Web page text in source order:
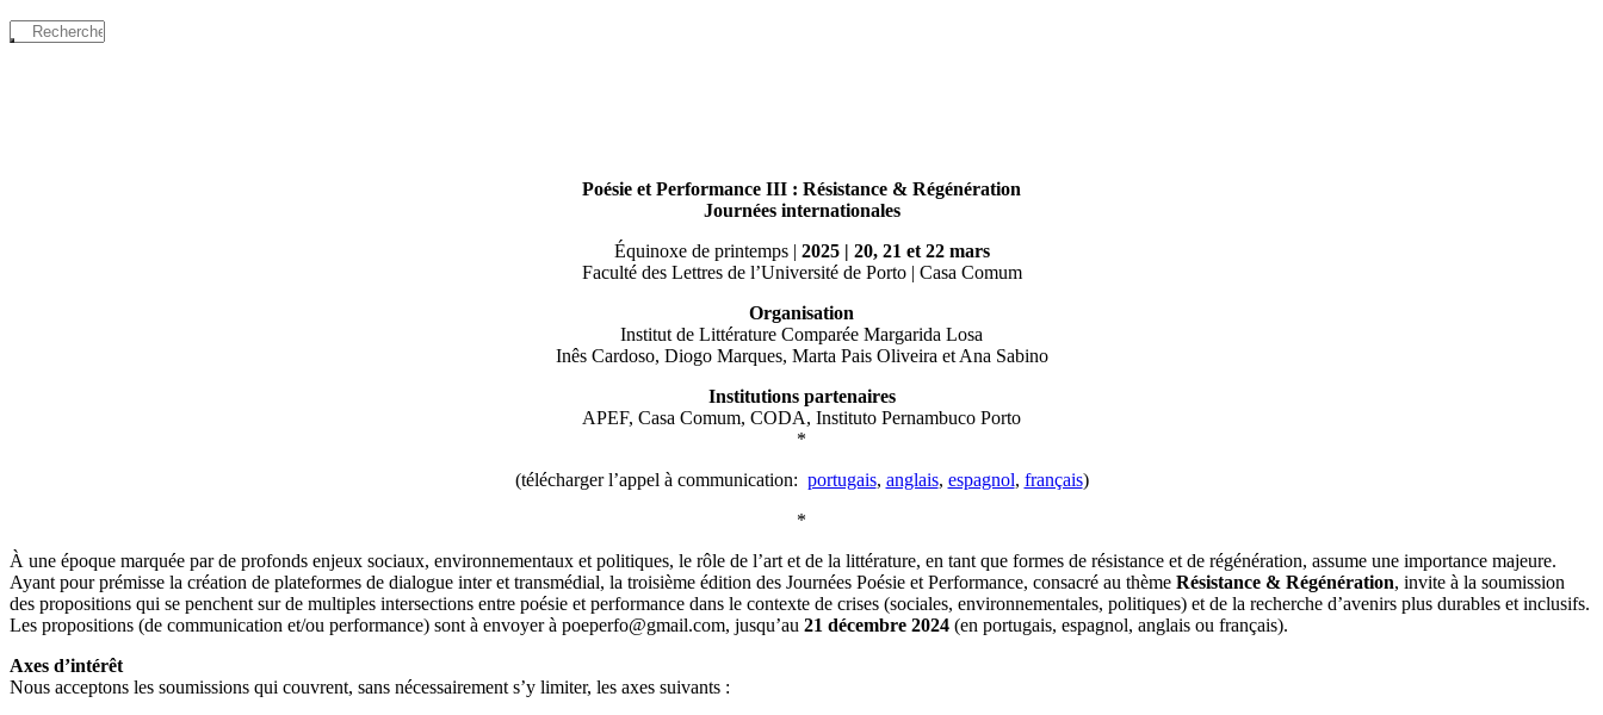
Poésie et Performance III : Résistance & Régénération
Journées internationales
Équinoxe de printemps | 2025 | 20, 21 et 22 mars
Faculté des Lettres de l’Université de Porto | Casa Comum
Organisation
Institut de Littérature Comparée Margarida Losa
Inês Cardoso, Diogo Marques, Marta Pais Oliveira et Ana Sabino
Institutions partenaires
APEF, Casa Comum, CODA, Instituto Pernambuco Porto
*
(télécharger l’appel à communication: portugais, anglais, espagnol, français)
*
À une époque marquée par de profonds enjeux sociaux, environnementaux et politiques, le rôle de l’art et de la littérature, en tant que formes de résistance et de régénération, assume une importance majeure.
Ayant pour prémisse la création de plateformes de dialogue inter et transmédial, la troisième édition des Journées Poésie et Performance, consacré au thème Résistance & Régénération, invite à la soumission
des propositions qui se penchent sur de multiples intersections entre poésie et performance dans le contexte de crises (sociales, environnementales, politiques) et de la recherche d’avenirs plus durables et inclusifs.
Les propositions (de communication et/ou performance) sont à envoyer à poeperfo@gmail.com, jusqu’au 21 décembre 2024 (en portugais, espagnol, anglais ou français).
Axes d’intérêt
Nous acceptons les soumissions qui couvrent, sans nécessairement s’y limiter, les axes suivants :